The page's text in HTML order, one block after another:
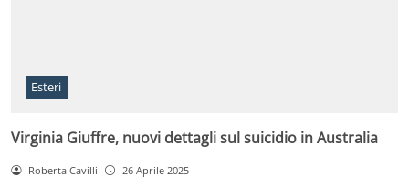
Esteri
Virginia Giuffre, nuovi dettagli sul suicidio in Australia
Roberta Cavilli 26 Aprile 2025